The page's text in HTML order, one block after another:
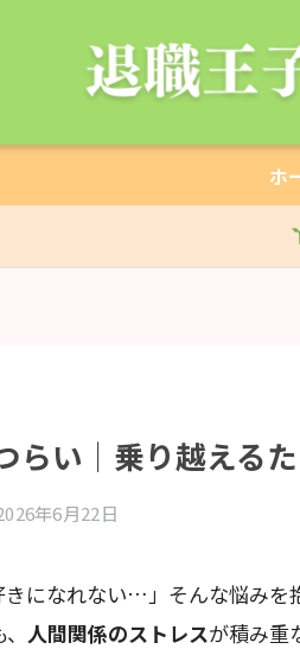
ホ
らい｜乗り越える
年6月22日
きになれない…」そんな悩み
人間関係のストレスが積み重